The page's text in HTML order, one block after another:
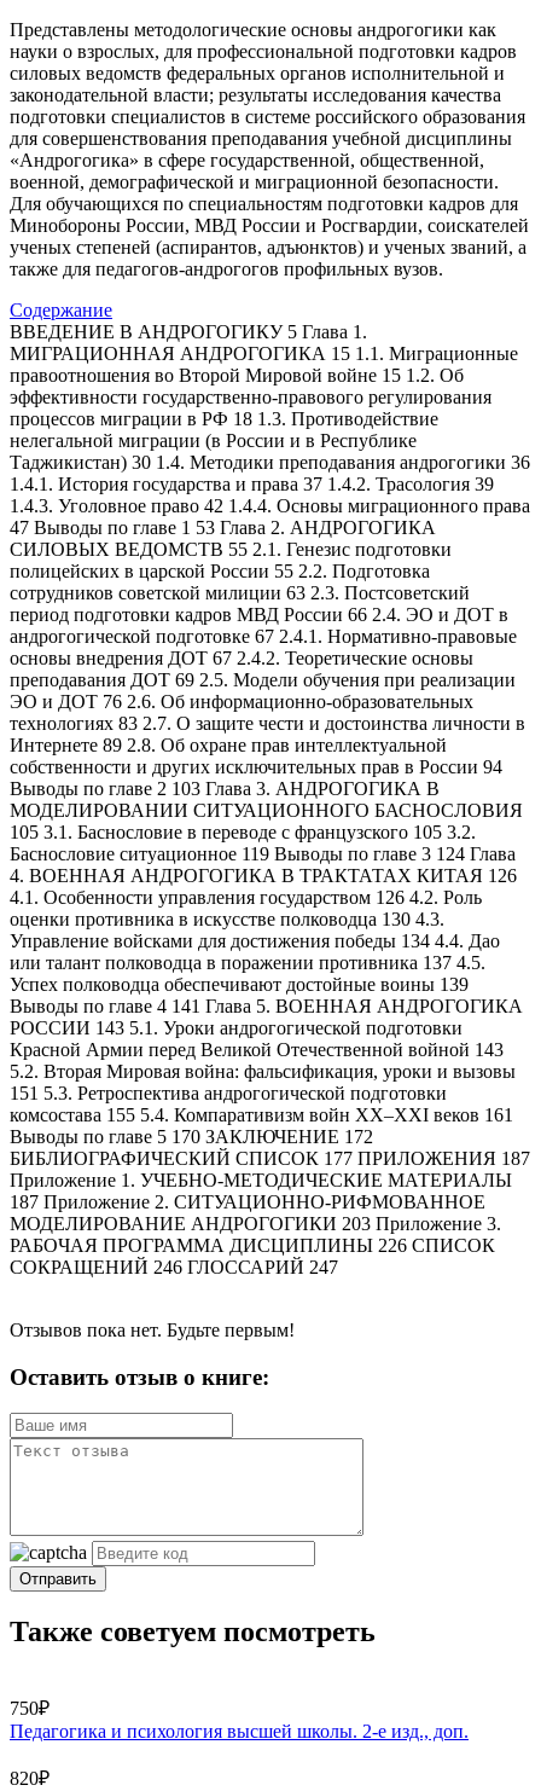
Представлены методологические основы андрогогики как
науки о взрослых, для профессиональной подготовки кадров
силовых ведомств федеральных органов исполнительной и
законодательной власти; результаты исследования качества
подготовки специалистов в системе российского образования
для совершенствования преподавания учебной дисциплины
«Андрогогика» в сфере государственной, общественной,
военной, демографической и миграционной безопасности.
Для обучающихся по специальностям подготовки кадров для
Минобороны России, МВД России и Росгвардии, соискателей
ученых степеней (аспирантов, адъюнктов) и ученых званий, а
также для педагогов-андрогогов профильных вузов.
Содержание
ВВЕДЕНИЕ В АНДРОГОГИКУ 5 Глава 1.
МИГРАЦИОННАЯ АНДРОГОГИКА 15 1.1. Миграционные
правоотношения во Второй Мировой войне 15 1.2. Об
эффективности государственно-правового регулирования
процессов миграции в РФ 18 1.3. Противодействие
нелегальной миграции (в России и в Республике
Таджикистан) 30 1.4. Методики преподавания андрогогики 36
1.4.1. История государства и права 37 1.4.2. Трасология 39
1.4.3. Уголовное право 42 1.4.4. Основы миграционного права
47 Выводы по главе 1 53 Глава 2. АНДРОГОГИКА
СИЛОВЫХ ВЕДОМСТВ 55 2.1. Генезис подготовки
полицейских в царской России 55 2.2. Подготовка
сотрудников советской милиции 63 2.3. Постсоветский
период подготовки кадров МВД России 66 2.4. ЭО и ДОТ в
андрогогической подготовке 67 2.4.1. Нормативно-правовые
основы внедрения ДОТ 67 2.4.2. Теоретические основы
преподавания ДОТ 69 2.5. Модели обучения при реализации
ЭО и ДОТ 76 2.6. Об информационно-образовательных
технологиях 83 2.7. О защите чести и достоинства личности в
Интернете 89 2.8. Об охране прав интеллектуальной
собственности и других исключительных прав в России 94
Выводы по главе 2 103 Глава 3. АНДРОГОГИКА В
МОДЕЛИРОВАНИИ СИТУАЦИОННОГО БАСНОСЛОВИЯ
105 3.1. Баснословие в переводе с французского 105 3.2.
Баснословие ситуационное 119 Выводы по главе 3 124 Глава
4. ВОЕННАЯ АНДРОГОГИКА В ТРАКТАТАХ КИТАЯ 126
4.1. Особенности управления государством 126 4.2. Роль
оценки противника в искусстве полководца 130 4.3.
Управление войсками для достижения победы 134 4.4. Дао
или талант полководца в поражении противника 137 4.5.
Успех полководца обеспечивают достойные воины 139
Выводы по главе 4 141 Глава 5. ВОЕННАЯ АНДРОГОГИКА
РОССИИ 143 5.1. Уроки андрогогической подготовки
Красной Армии перед Великой Отечественной войной 143
5.2. Вторая Мировая война: фальсификация, уроки и вызовы
151 5.3. Ретроспектива андрогогической подготовки
комсостава 155 5.4. Компаративизм войн XX–XXI веков 161
Выводы по главе 5 170 ЗАКЛЮЧЕНИЕ 172
БИБЛИОГРАФИЧЕСКИЙ СПИСОК 177 ПРИЛОЖЕНИЯ 187
Приложение 1. УЧЕБНО-МЕТОДИЧЕСКИЕ МАТЕРИАЛЫ
187 Приложение 2. СИТУАЦИОННО-РИФМОВАННОЕ
МОДЕЛИРОВАНИЕ АНДРОГОГИКИ 203 Приложение 3.
РАБОЧАЯ ПРОГРАММА ДИСЦИПЛИНЫ 226 СПИСОК
СОКРАЩЕНИЙ 246 ГЛОССАРИЙ 247
Отзывов пока нет. Будьте первым!
Оставить отзыв о книге:
Отправить
Также советуем посмотреть
750₽
Педагогика и психология высшей школы. 2-е изд., доп.
820₽